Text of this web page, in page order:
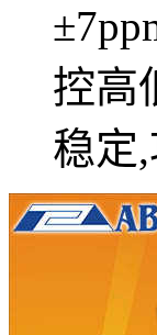
控高
稳定